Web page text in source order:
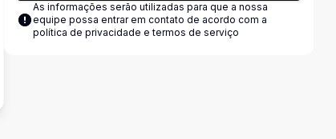
As informações serão utilizadas para que a nossa
equipe possa entrar em contato de acordo com a
política de privacidade e termos de serviço